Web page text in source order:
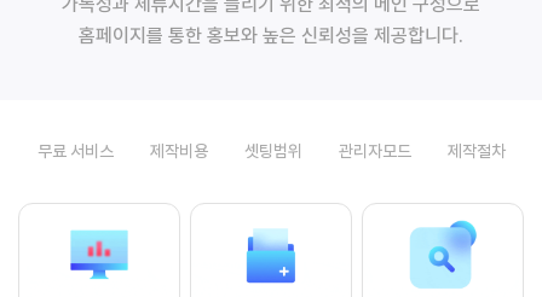
홈페이지를 통한 홍보와 높은 신뢰성을 제공합니다.
무료 서비스 제작비용 셋팅범위 관리자모드 제작절차